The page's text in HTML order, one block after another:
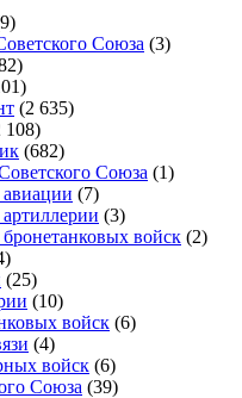
Союза (3)
(2 635)
108)
(682)
Союза (1)
(7)
(3)
войск (2)
(25)
(10)
войск (6)
(4)
войск (6)
Союза (39)